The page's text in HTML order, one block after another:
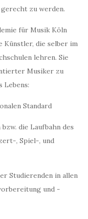
zu werden.
für Musik Köln
Künstler, die selber im
lehren. Sie
Musiker zu
Lebens:
Standard
die Laufbahn des
, Spiel-, und
Studierenden in allen
und -